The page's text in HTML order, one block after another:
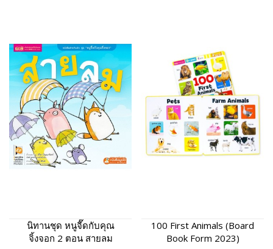
นิทานชุด หนูจี๊ดกับคุณ
จิ้งจอก 2 ตอน สายลม
100 First Animals (Board
Book Form 2023)